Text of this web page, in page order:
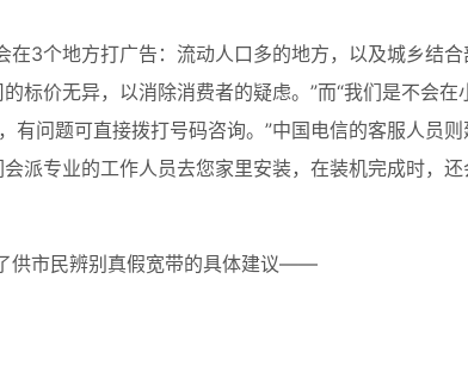
在3个地方打广告：流动人口多的地方，以及城乡结合
标价无异，以消除消费者的疑虑。”而“我们是不会在
问题可直接拨打号码咨询。”中国电信的客服人员则
派专业的工作人员去您家里安装，在装机完成时，还
供市民辨别真假宽带的具体建议——